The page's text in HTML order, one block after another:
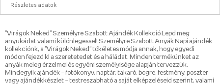
Részletes adatok
"Virágok Neked" Személyre Szabott Ajándék Kollekció Lepd meg
anyukádat valami különlegessel! Személyre Szabott Anyák Napi ajándék
kollekciónk, a "Virágok Neked" tökéletes módja annak, hogy egyedi
módon fejezd ki a szeretetedet és a háládat. Minden termékünket az
anyák meleg érzelmei és egyéni személyisége alapján tervezzük.
Mindegyik ajándék – fotókönyv, naptár, takaró, bögre, festmény, poszter
vagy ajándékkészlet – testreszabható a saját elképzeléseid szerint, valami